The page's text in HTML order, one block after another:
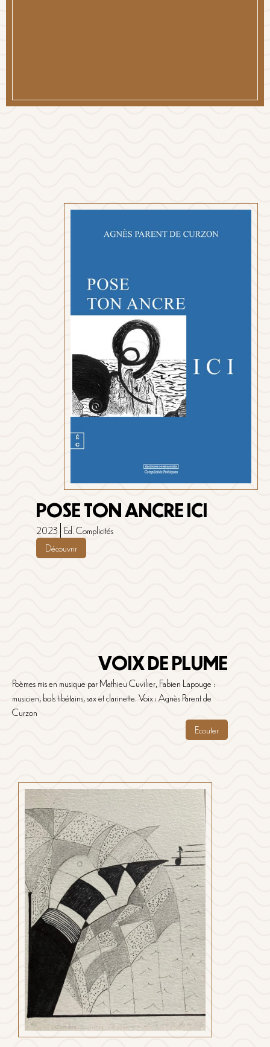
POSE TON ANCRE ICI
2023 Ed. Complicités
Découvrir
VOIX DE PLUME
Poèmes mis en musique par Mathieu Cuvilier, Fabien Lapouge :
musicien, bols tibétains, sax et clarinette. Voix : Agnès Parent de
Curzon
Ecouter